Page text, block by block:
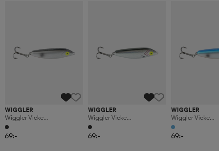
WIGGLER
Wiggler Vicke
Silverglitter/svart/koppar
20g
69:-
WIGGLER
Wiggler Vicke
Silverprisma/svart 15g
69:-
WIGGLER
Wiggler Vicke
Silverglitter/blå/
15g
69:-